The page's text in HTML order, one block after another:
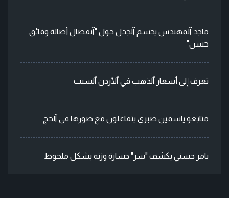
ماجد ٱلمهندس يحسم ٱلجدل حول "ٱنفصال أصالة وفائق
حسن"
تعرف إلى أسعار ٱلذهب في ٱلأردن ٱلسبت
متابعو ياسمين صبري يتفاعلون مع صورها في ٱلحج
تامر حسني يكشف "سر" خسارة وزنه بشكل ملحوظ